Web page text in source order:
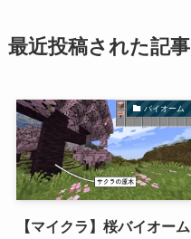
最近投稿された記事
バイオーム
【マイクラ】桜バイオーム